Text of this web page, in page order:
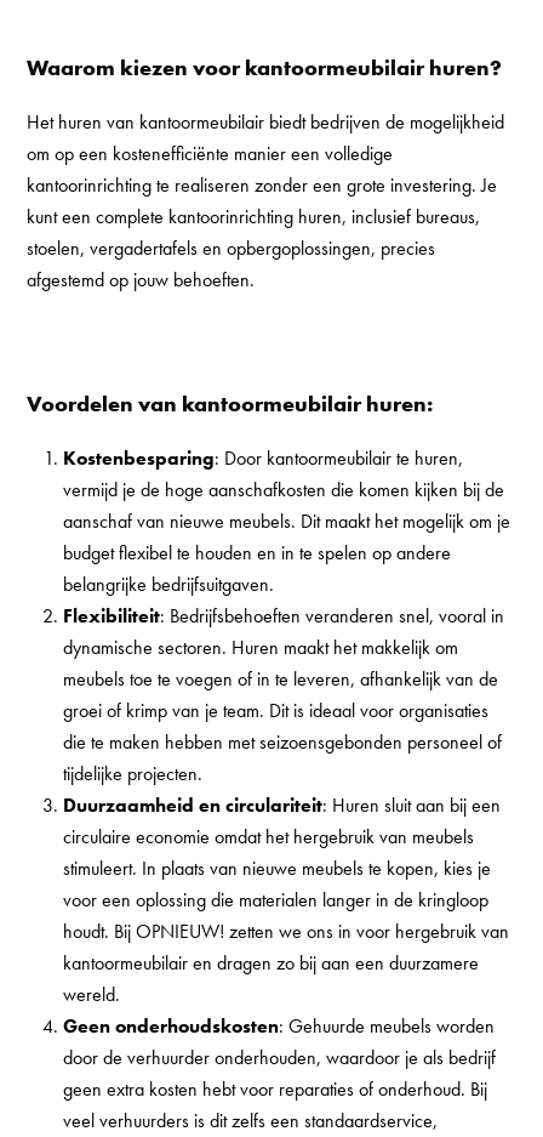
Waarom kiezen voor kantoormeubilair huren?
Het huren van kantoormeubilair biedt bedrijven de mogelijkheid
om op een kostenefficiënte manier een volledige
kantoorinrichting te realiseren zonder een grote investering. Je
kunt een complete kantoorinrichting huren, inclusief bureaus,
stoelen, vergadertafels en opbergoplossingen, precies
afgestemd op jouw behoeften.
Voordelen van kantoormeubilair huren:
Kostenbesparing: Door kantoormeubilair te huren,
vermijd je de hoge aanschafkosten die komen kijken bij de
aanschaf van nieuwe meubels. Dit maakt het mogelijk om je
budget flexibel te houden en in te spelen op andere
belangrijke bedrijfsuitgaven.
Flexibiliteit: Bedrijfsbehoeften veranderen snel, vooral in
dynamische sectoren. Huren maakt het makkelijk om
meubels toe te voegen of in te leveren, afhankelijk van de
groei of krimp van je team. Dit is ideaal voor organisaties
die te maken hebben met seizoensgebonden personeel of
tijdelijke projecten.
Duurzaamheid en circulariteit: Huren sluit aan bij een
circulaire economie omdat het hergebruik van meubels
stimuleert. In plaats van nieuwe meubels te kopen, kies je
voor een oplossing die materialen langer in de kringloop
houdt. Bij OPNIEUW! zetten we ons in voor hergebruik van
kantoormeubilair en dragen zo bij aan een duurzamere
wereld.
Geen onderhoudskosten: Gehuurde meubels worden
door de verhuurder onderhouden, waardoor je als bedrijf
geen extra kosten hebt voor reparaties of onderhoud. Bij
veel verhuurders is dit zelfs een standaardservice,